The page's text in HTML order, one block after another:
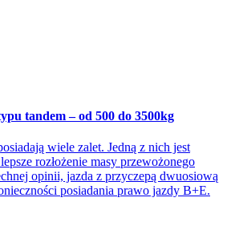
tandem – od 500 do 3500kg
wiele zalet. Jedną z nich jest
rozłożenie masy przewożonego
opinii, jazda z przyczepą dwuosiową
posiadania prawo jazdy B+E.